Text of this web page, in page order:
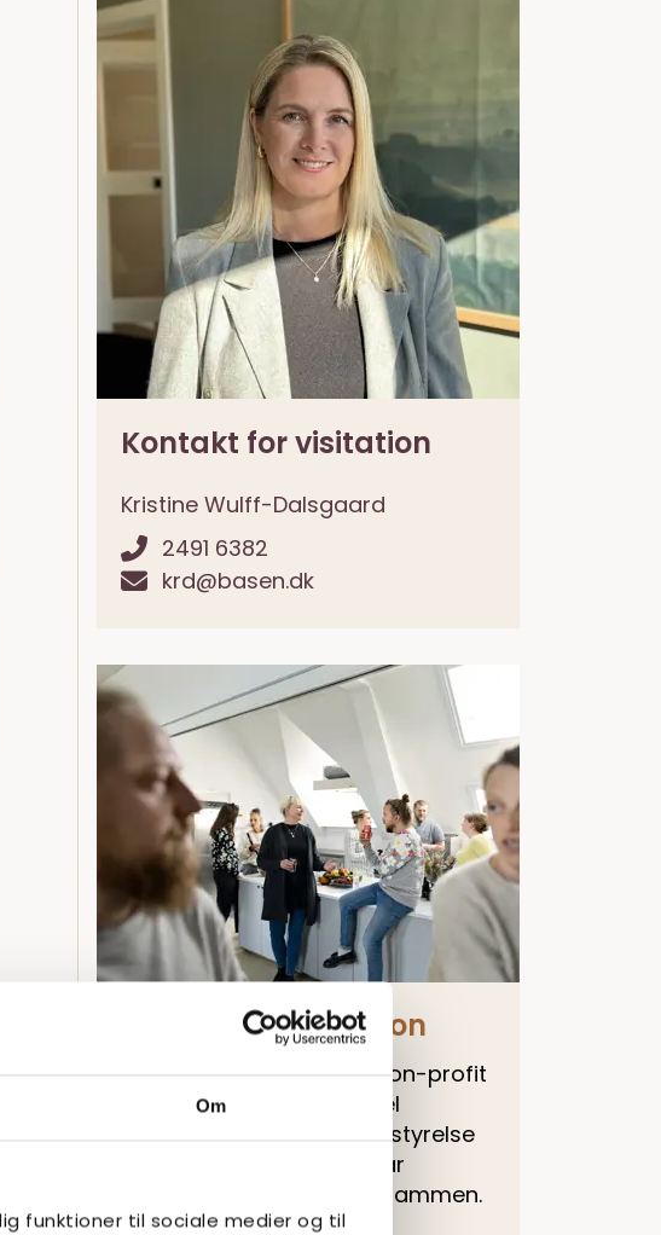
Om
funktioner til sociale medier og til
Kontakt for visitation
Kristine Wulff-Dalsgaard
2491 6382
krd@basen.dk
Basens organisation
Basen er en selvejende non-profit
fond med en professionel
bestyrelse. Mød vores bestyrelse
og organisationen, der får
hverdagen til at hænge sammen.